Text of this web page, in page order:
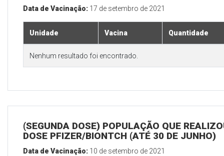
Data de Vacinação: 17 de setembro de 2021
Unidade Vacina Quantidade
Nenhum resultado foi encontrado.
(SEGUNDA DOSE) POPULAÇÃO QUE
DOSE PFIZER/BIONTCH (ATÉ 30 DE JUNHO)
Data de Vacinação: 10 de setembro de 2021